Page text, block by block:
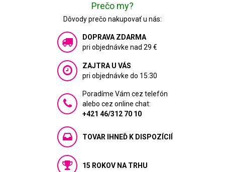
Prečo my?
Dôvody prečo nakupovať u nás:
DOPRAVA ZDARMA
pri objednávke nad 29 €
ZAJTRA U VÁS
pri objednávke do 15:30
Poradíme Vám cez telefón
alebo cez online chat:
+421 46/312 70 10
TOVAR IHNEĎ K DISPOZÍCIÍ
15 ROKOV NA TRHU